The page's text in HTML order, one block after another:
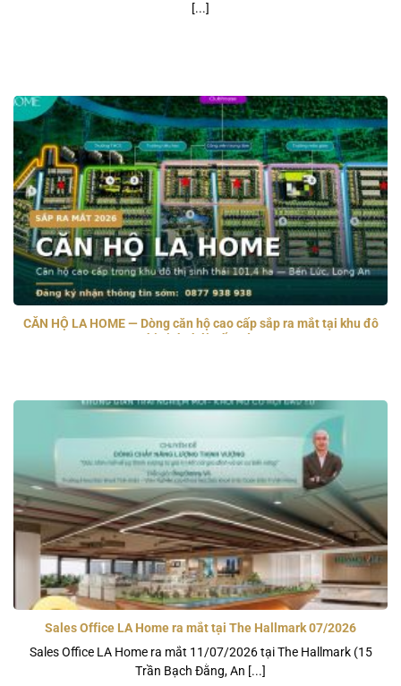
[...]
CĂN HỘ LA HOME — Dòng căn hộ cao cấp sắp ra mắt tại khu đô
thị sinh thái Bến Lức
Sales Office LA Home ra mắt tại The Hallmark 07/2026
Sales Office LA Home ra mắt 11/07/2026 tại The Hallmark (15
Trần Bạch Đằng, An [...]